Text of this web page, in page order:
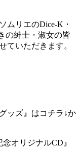
ムリエのDice-K・
の紳士・淑女の皆
ていただきます。
ッズ』はコチラ↓か
オリジナルCD』